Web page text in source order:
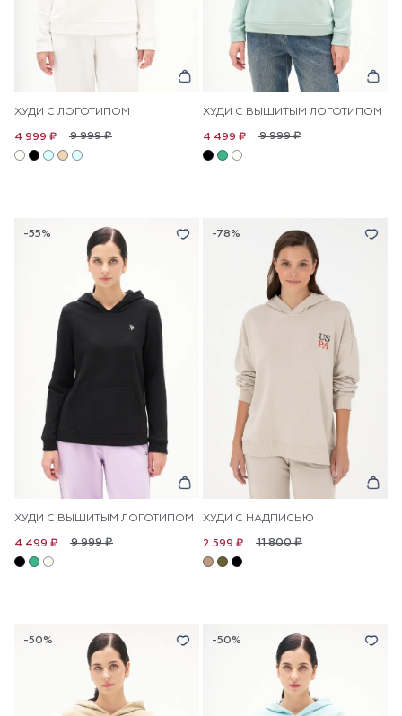
ХУДИ С ЛОГОТИПОМ
9 999 ₽
4 999 ₽
ХУДИ С ВЫШИТЫМ ЛОГОТИПОМ
9 999 ₽
4 499 ₽
-55%
ХУДИ С ВЫШИТЫМ ЛОГОТИПОМ
9 999 ₽
4 499 ₽
-78%
ХУДИ С НАДПИСЬЮ
11 800 ₽
2 599 ₽
-50% -50%